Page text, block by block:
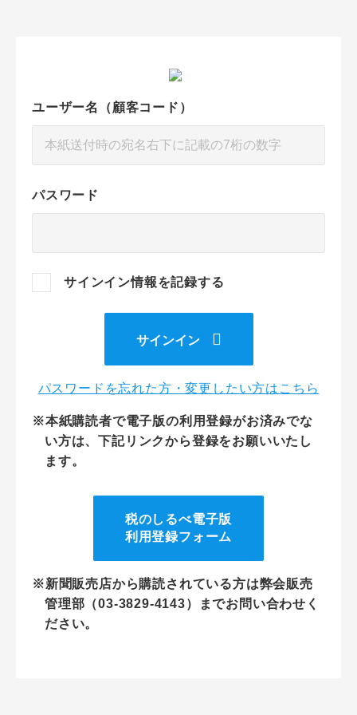
ユーザー名（顧客コード）
パスワード
サインイン情報を記録する
サインイン
パスワードを忘れた方・変更したい方はこちら
※本紙購読者で電子版の利用登録がお済みでな
い方は、下記リンクから登録をお願いいたし
ます。
税のしるべ電子版
利用登録フォーム
※新聞販売店から購読されている方は弊会販売
管理部（03-3829-4143）までお問い合わせく
ださい。